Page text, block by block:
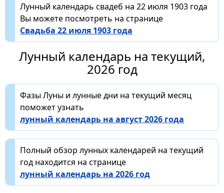
Лунный календарь свадеб на 22 июля 1903 года
Вы можете посмотреть на странице
Свадьба 22 июля 1903 года
Лунный календарь на текущий,
2026 год
Фазы Луны и лунные дни на текущий месяц
поможет узнать
лунный календарь на август 2026 года
Полный обзор лунных календарей на текущий
год находится на странице
лунный календарь на 2026 год